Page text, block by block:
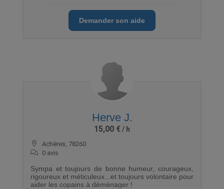
Demander son aide
Herve J.
15,00 €
Achères, 78260
0 avis
Sympa et toujours de bonne humeur, courageux,
rigoureux et méticuleux...et toujours volontaire pour
aider les copains à déménager !